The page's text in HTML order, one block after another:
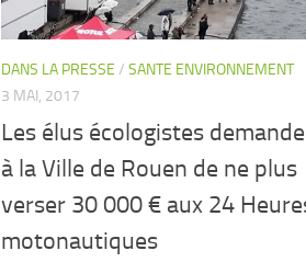
DANS LA PRESSE / SANTE ENVIRONNEMENT
3 MAI, 2017
Les élus écologistes
à la Ville de Rouen de ne plus
verser 30 000 € aux 24
motonautiques